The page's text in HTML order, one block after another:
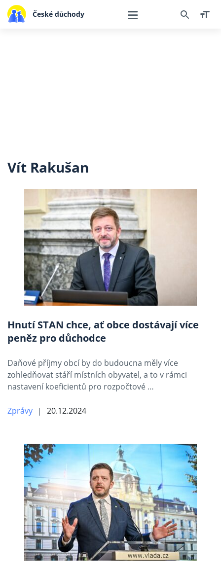
České důchody
Vít Rakušan
Hnutí STAN chce, ať obce dostávají více
peněz pro důchodce
Daňové příjmy obcí by do budoucna měly více
zohledňovat stáří místních obyvatel, a to v rámci
nastavení koeficientů pro rozpočtové …
Zprávy 20.12.2024